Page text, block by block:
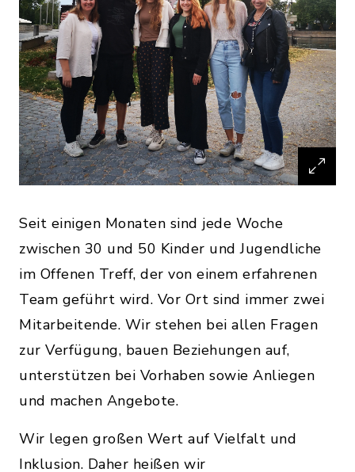
Seit einigen Monaten sind jede Woche
zwischen 30 und 50 Kinder und Jugendliche
im Offenen Treff, der von einem erfahrenen
Team geführt wird. Vor Ort sind immer zwei
Mitarbeitende. Wir stehen bei allen Fragen
zur Verfügung, bauen Beziehungen auf,
unterstützen bei Vorhaben sowie Anliegen
und machen Angebote.
Wir legen großen Wert auf Vielfalt und
Inklusion. Daher heißen wir